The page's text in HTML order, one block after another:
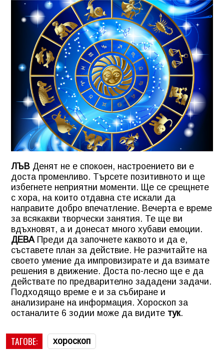
ЛЪВ Денят не е спокоен, настроението ви е
доста променливо. Търсете позитивното и ще
избегнете неприятни моменти. Ще се срещнете
с хора, на които отдавна сте искали да
направите добро впечатление. Вечерта е време
за всякакви творчески занятия. Те ще ви
вдъхновят, а и донесат много хубави емоции.
ДЕВА Преди да започнете каквото и да е,
съставете план за действие. Не разчитайте на
своето умение да импровизирате и да взимате
решения в движение. Доста по-лесно ще е да
действате по предварително зададени задачи.
Подходящо време е и за събиране и
анализиране на информация. Хороскоп за
останалите 6 зодии може да видите тук.
ТАГОВЕ: хороскоп